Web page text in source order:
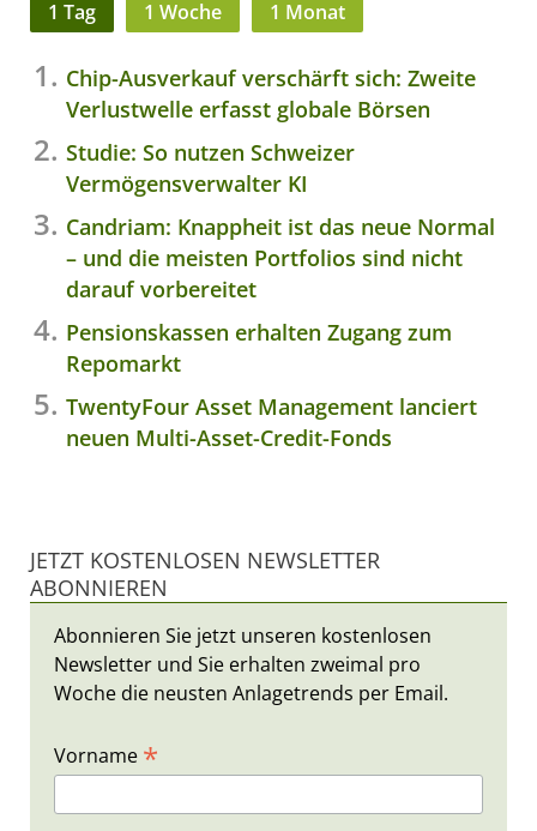
1 Tag 1 Woche 1 Monat
Chip-Ausverkauf verschärft sich: Zweite
Verlustwelle erfasst globale Börsen
Studie: So nutzen Schweizer
Vermögensverwalter KI
Candriam: Knappheit ist das neue Normal
– und die meisten Portfolios sind nicht
darauf vorbereitet
Pensionskassen erhalten Zugang zum
Repomarkt
TwentyFour Asset Management lanciert
neuen Multi-Asset-Credit-Fonds
JETZT KOSTENLOSEN NEWSLETTER
ABONNIEREN
Abonnieren Sie jetzt unseren kostenlosen
Newsletter und Sie erhalten zweimal pro
Woche die neusten Anlagetrends per Email.
Vorname *